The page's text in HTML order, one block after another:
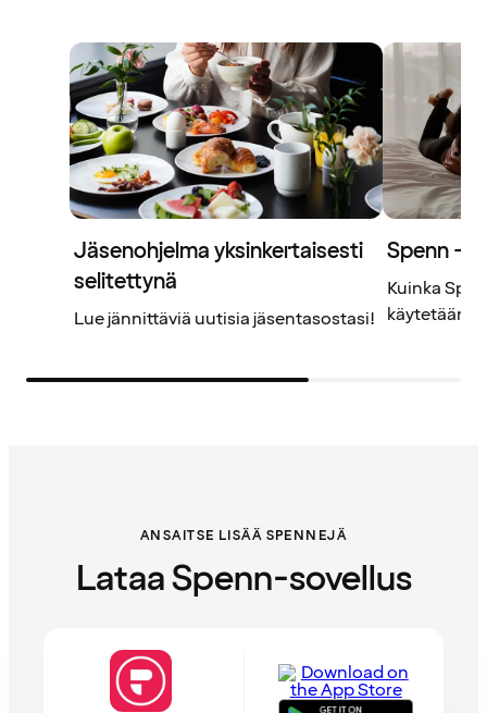
Jäsenohjelma yksinkertaisesti
selitettynä
Lue jännittäviä uutisia jäsentasostasi!
Spenn –
Kuinka
käytetään?
ANSAITSE LISÄÄ SPENNEJÄ
Lataa Spenn-sovellus